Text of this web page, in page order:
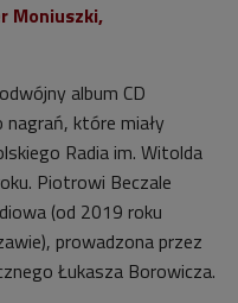
Moniuszki,
album CD
które miały
Radia im. Witolda
Piotrowi Beczale
(od 2019 roku
prowadzona przez
Łukasza Borowicza.